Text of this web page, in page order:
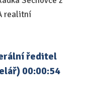
realitní
ředitel
00:00:54